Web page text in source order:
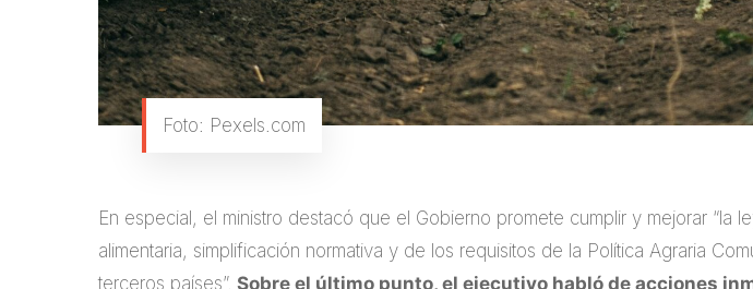
Foto: Pexels.com
En especial, el ministro destacó que el Gobierno promete cumplir y mejorar “la
alimentaria, simplificación normativa y de los requisitos de la Política Agraria
terceros países”. Sobre el último punto, el ejecutivo habló de acciones